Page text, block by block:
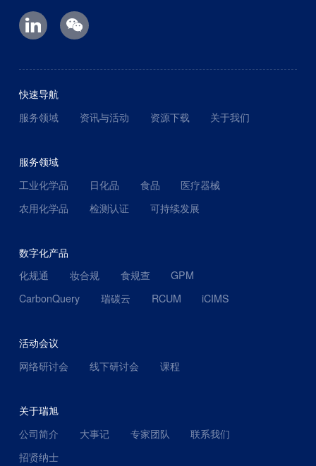
快速导航
服务领域
资讯与活动 资源下载 关于我们
服务领域
工业化学品
日化品 食品
医疗器械
农用化学品
检测认证 可持续发展
数字化产品
化规通
妆合规 食规查
GPM
CarbonQuery
瑞碳云 RCUM iCIMS
活动会议
网络研讨会
线下研讨会 课程
关于瑞旭
公司简介
大事记 专家团队
联系我们
招贤纳士